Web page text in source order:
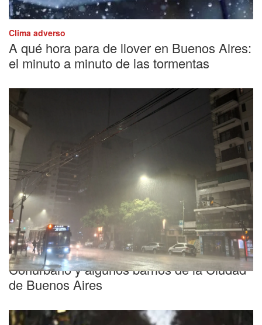
Clima adverso
A qué hora para de llover en Buenos Aires:
el minuto a minuto de las tormentas
Clima
Videos: intensas lluvias azotan al oeste del
Conurbano y algunos barrios de la Ciudad
de Buenos Aires